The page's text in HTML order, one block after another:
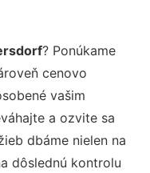
? Ponúkame
cenovo
vašim
a ozvite sa
dbáme nielen na
dôslednú kontrolu